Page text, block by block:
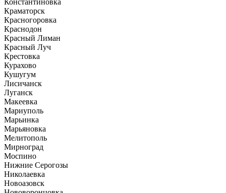
Константиновка
Краматорск
Красногоровка
Краснодон
Красный Лиман
Красный Луч
Крестовка
Курахово
Кушугум
Лисичанск
Луганск
Макеевка
Мариуполь
Марьинка
Марьяновка
Мелитополь
Мирноград
Моспино
Нижние Серогозы
Николаевка
Новоазовск